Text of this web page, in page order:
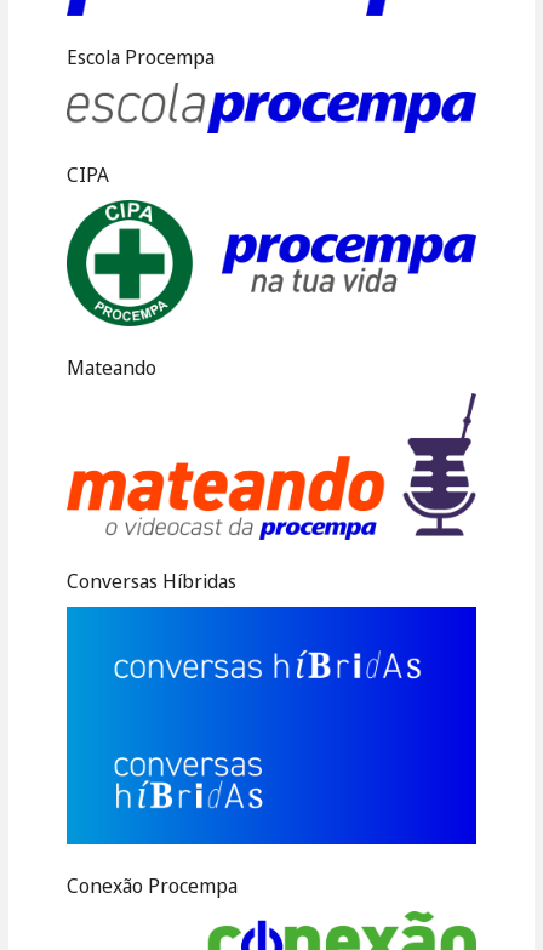
Escola Procempa
CIPA
Mateando
Conversas Híbridas
Conexão Procempa